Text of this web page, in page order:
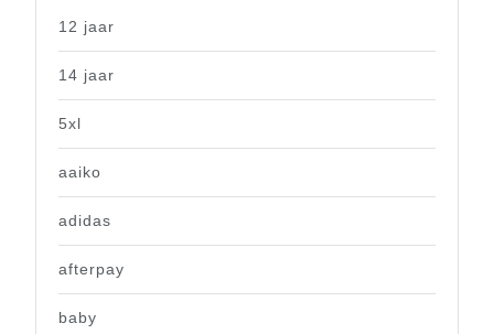
12 jaar
14 jaar
5xl
aaiko
adidas
afterpay
baby